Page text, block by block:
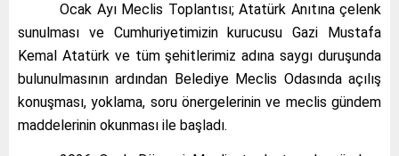
Ocak Ayı Meclis Toplantısı; Atatürk Anıtına çelenk
sunulması ve Cumhuriyetimizin kurucusu Gazi Mustafa
Kemal Atatürk ve tüm şehitlerimiz adına saygı duruşunda
bulunulmasının ardından Belediye Meclis Odasında açılış
konuşması, yoklama, soru önergelerinin ve meclis gündem
maddelerinin okunması ile başladı.